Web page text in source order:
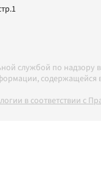
службой по
в соответствии с